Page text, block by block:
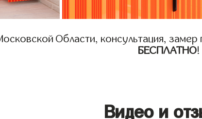
Области, консультация,
БЕСПЛАТНО!
Видео и